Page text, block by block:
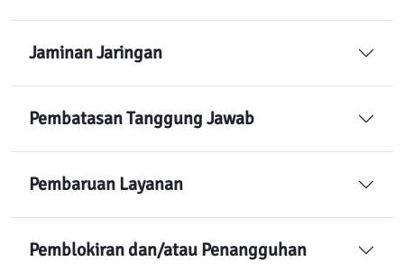
Jaminan Jaringan
Pembatasan Tanggung Jawab
Pembaruan Layanan
Pemblokiran dan/atau Penangguhan